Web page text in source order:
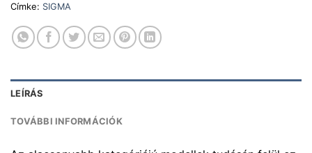
Címke: SIGMA
LEÍRÁS
TOVÁBBI INFORMÁCIÓK